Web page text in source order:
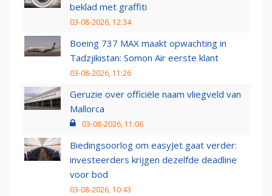
beklad met graffiti
03-08-2026, 12:34
Boeing 737 MAX maakt opwachting in
Tadzjikistan: Somon Air eerste klant
03-08-2026, 11:26
Geruzie over officiële naam vliegveld van
Mallorca
03-08-2026, 11:06
Biedingsoorlog om easyJet gaat verder:
investeerders krijgen dezelfde deadline
voor bod
03-08-2026, 10:43